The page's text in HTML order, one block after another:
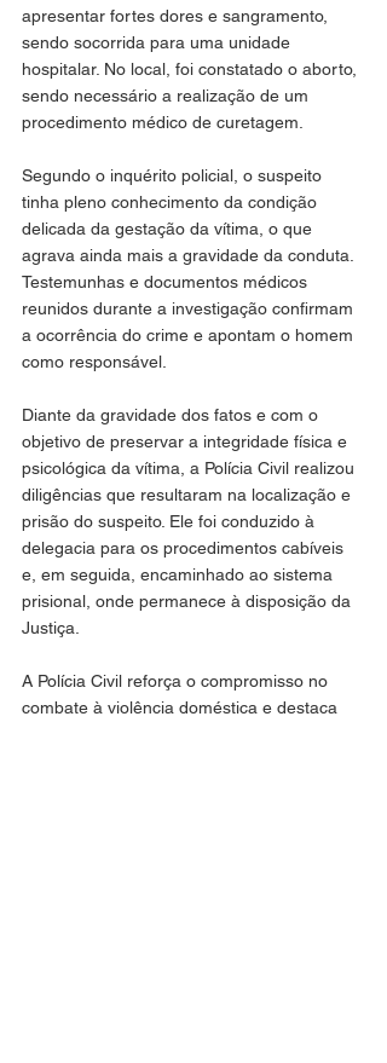
apresentar fortes dores e sangramento,
sendo socorrida para uma unidade
hospitalar. No local, foi constatado o aborto,
sendo necessário a realização de um
procedimento médico de curetagem.
Segundo o inquérito policial, o suspeito
tinha pleno conhecimento da condição
delicada da gestação da vítima, o que
agrava ainda mais a gravidade da conduta.
Testemunhas e documentos médicos
reunidos durante a investigação confirmam
a ocorrência do crime e apontam o homem
como responsável.
Diante da gravidade dos fatos e com o
objetivo de preservar a integridade física e
psicológica da vítima, a Polícia Civil realizou
diligências que resultaram na localização e
prisão do suspeito. Ele foi conduzido à
delegacia para os procedimentos cabíveis
e, em seguida, encaminhado ao sistema
prisional, onde permanece à disposição da
Justiça.
A Polícia Civil reforça o compromisso no
combate à violência doméstica e destaca